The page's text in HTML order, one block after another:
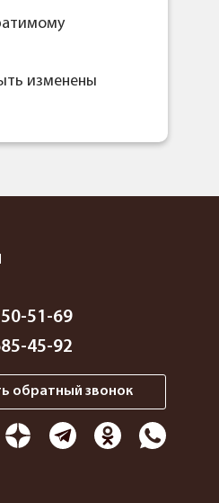
изменены
51-69
45-92
обратный звонок